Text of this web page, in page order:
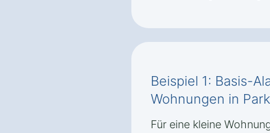
Beispiel 1: Basis-
Wohnungen in
Für eine kleine